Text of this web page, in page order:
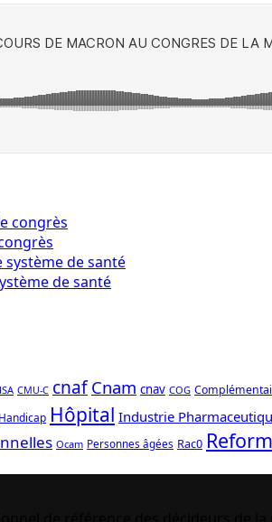
de santé
CMU-C cnaf Cnam cnav COG
Handicap Hôpital Industrie
Ocam Personnes âgées Rac0